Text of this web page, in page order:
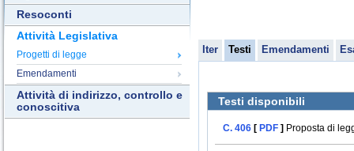
Resoconti
Attività Legislativa
Progetti di legge
Emendamenti
Attività di indirizzo, controllo e
conoscitiva
Iter Testi Emendamenti
Testi disponibili
C. 406 [ PDF ] Proposta di